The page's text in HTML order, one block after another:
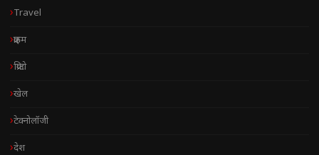
Travel
क्राइम
क्रिप्टो
खेल
टेक्नोलॉजी
देश